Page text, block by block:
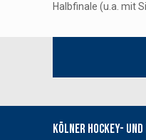
Halbfinale (u.a. mit
Kölner Hockey- und